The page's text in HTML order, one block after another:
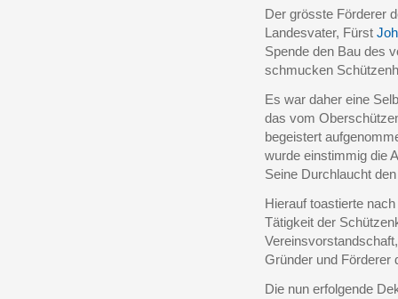
Der grösste Förderer
Landesvater, Fürst
Spende den Bau des
schmucken
Es war daher eine
das vom
begeistert
wurde einstimmig die
Seine Durchlaucht
Hierauf toastierte
Tätigkeit der
Gründer und Förderer
Die nun erfolgende